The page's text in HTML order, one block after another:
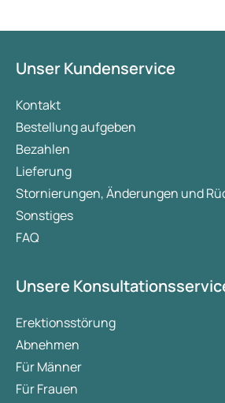
konzipiert. Mounjaro bietet
In diesem Artikel werden beide
Wirkung auf das Körpergewicht,
Unterschiede sowie die
erläutert.
Unser Kundenservice
Kontakt
Bestellung aufgeben
Bezahlen
Lieferung
Stornierungen, Änderungen und
Sonstiges
FAQ
Unsere
Erektionsstörung
Abnehmen
Für Männer
Für Frauen